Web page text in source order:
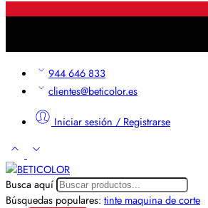
944 646 833
clientes@beticolor.es
Iniciar sesión / Registrarse
Busca aquí
Búsquedas populares: tinte maquina de corte